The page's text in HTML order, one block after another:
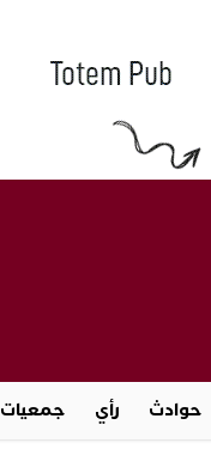
حوادث رأي جمعيات